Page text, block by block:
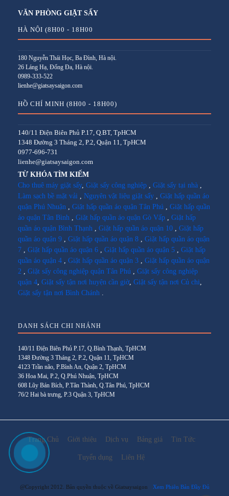
VĂN PHÒNG GIẶT SẤY
HÀ NỘI (8H00 - 18H00
180 Nguyễn Thái Học, Ba Đình, Hà nội.
26 Láng Hạ, Đống Đa, Hà nội.
0989-333-522
lienhe@giatsaysaigon.com
HỒ CHÍ MINH (8H00 - 18H00)
140/11 Điện Biên Phủ P.17, Q.BT, TpHCM
1348 Đường 3 Tháng 2, P.2, Quận 11, TpHCM
0977-696-731
lienhe@giatsaysaigon.com
TỪ KHÓA TÌM KIẾM
Cho thuê máy giặt sấy, Giặt sấy công nghiệp , Giặt sấy tại nhà ,
Làm sạch bề mặt vải , Nguyên vật liệu giặt sấy , Giặt hấp quần áo
quận Phú Nhuận , Giặt hấp quần áo quận Tân Phú , Giặt hấp quần
áo quận Tân Bình , Giặt hấp quần áo quận Gò Vấp , Giặt hấp
quần áo quận Bình Thạnh , Giặt hấp quần áo quận 10 , Giặt hấp
quần áo quận 9 , Giặt hấp quần áo quận 8 , Giặt hấp quần áo quận
7 , Giặt hấp quần áo quận 6 , Giặt hấp quần áo quận 5 , Giặt hấp
quần áo quận 4 , Giặt hấp quần áo quận 3 , Giặt hấp quần áo quận
2 , Giặt sấy công nghiệp quận Tân Phú , Giặt sấy công nghiệp
quận 4, Giặt sấy tận nơi huyện cần giờ, Giặt sấy tận nơi Củ chi,
Giặt sấy tận nơi Bình Chánh .
DANH SÁCH CHI NHÁNH
140/11 Điện Biên Phủ P.17, Q.Bình Thạnh, TpHCM
1348 Đường 3 Tháng 2, P.2, Quận 11, TpHCM
4123 Trần não, P.Bình An, Quận 2, TpHCM
36 Hoa Mai, P.2, Q.Phú Nhuận, TpHCM
608 Lũy Bán Bích, P.Tân Thành, Q.Tân Phú, TpHCM
76/2 Hai bà trưng, P.3 Quận 3, TpHCM
Trang Chủ Giới thiệu Dịch vụ Bảng giá Tin Tức
Tuyển dụng Liên Hệ
@Copyright 2012. Bản quyền thuộc về Giatsaysaigon Xem Phiên Bản Đầy Đủ